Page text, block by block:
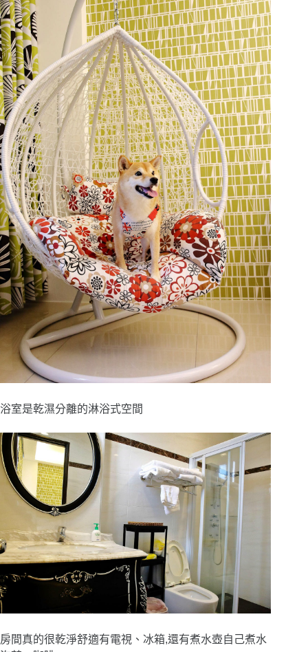
浴室是乾濕分離的淋浴式空間
房間真的很乾淨舒適有電視、冰箱,還有煮水壺自己煮水